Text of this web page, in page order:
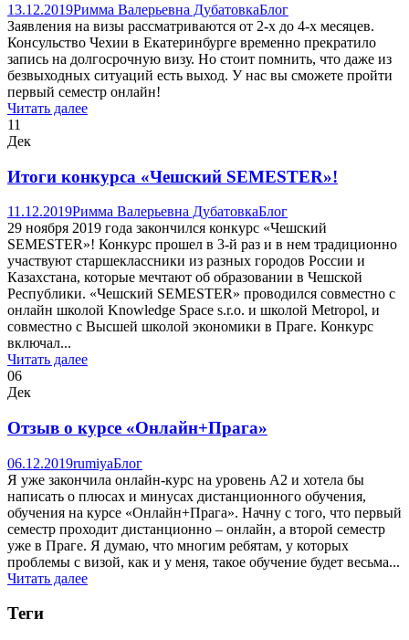
13.12.2019Римма Валерьевна ДубатовкаБлог
Заявления на визы рассматриваются от 2-х до 4-х месяцев.
Консульство Чехии в Екатеринбурге временно прекратило
запись на долгосрочную визу. Но стоит помнить, что даже из
безвыходных ситуаций есть выход. У нас вы сможете пройти
первый семестр онлайн!
Читать далее
11
Дек
Итоги конкурса «Чешский SEMESTER»!
11.12.2019Римма Валерьевна ДубатовкаБлог
29 ноября 2019 года закончился конкурс «Чешский
SEMESTER»! Конкурс прошел в 3-й раз и в нем традиционно
участвуют старшеклассники из разных городов России и
Казахстана, которые мечтают об образовании в Чешской
Республики. «Чешский SEMESTER» проводился совместно с
онлайн школой Knowledge Space s.r.o. и школой Metropol, и
совместно с Высшей школой экономики в Праге. Конкурс
включал...
Читать далее
06
Дек
Отзыв о курсе «Онлайн+Прага»
06.12.2019rumiyaБлог
Я уже закончила онлайн-курс на уровень А2 и хотела бы
написать о плюсах и минусах дистанционного обучения,
обучения на курсе «Онлайн+Прага». Начну с того, что первый
семестр проходит дистанционно – онлайн, а второй семестр
уже в Праге. Я думаю, что многим ребятам, у которых
проблемы с визой, как и у меня, такое обучение будет весьма...
Читать далее
Теги